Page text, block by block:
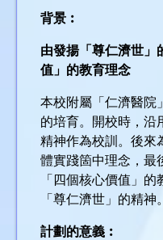
背景︰
由發揚「尊仁濟世」
值」的教育理念
本校附屬「仁濟醫院
的培育。開校時，沿
精神作為校訓。後來
體實踐箇中理念，最
「四個核心價值」
「尊仁濟世」的精神。
計劃的意義︰